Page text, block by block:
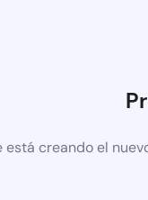
está creando el